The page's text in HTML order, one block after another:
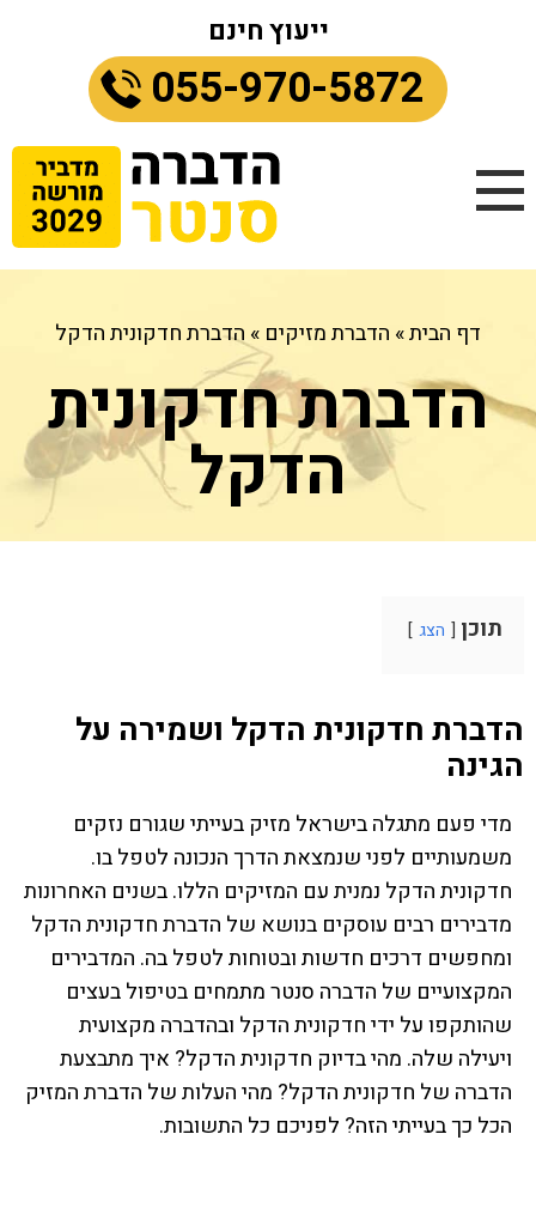
ייעוץ חינם
055-970-5872
דף הבית» הדברת מזיקים » הדברת חדקונית הדקל
הדברת חדקונית
הדקל
תוכן הצג
הדברת חדקונית הדקל ושמירה על
הגינה
מדי פעם מתגלה בישראל מזיק בעייתי שגורם נזקים
משמעותיים לפני שנמצאת הדרך הנכונה לטפל בו.
חדקונית הדקל נמנית עם המזיקים הללו. בשנים האחרונות
מדבירים רבים עוסקים בנושא של הדברת חדקונית הדקל
ומחפשים דרכים חדשות ובטוחות לטפל בה. המדבירים
המקצועיים של הדברה סנטר מתמחים בטיפול בעצים
שהותקפו על ידי חדקונית הדקל ובהדברה מקצועית
ויעילה שלה. מהי בדיוק חדקונית הדקל? איך מתבצעת
הדברה של חדקונית הדקל? מהי העלות של הדברת המזיק
הכל כך בעייתי הזה? לפניכם כל התשובות.